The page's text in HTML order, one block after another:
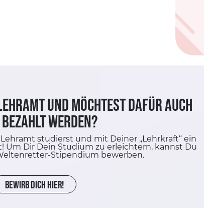
und möchtest dafür auch
werden?
studierst und mit Deiner „Lehrkraft“ ein
Dir Dein Studium zu erleichtern, kannst Du
Stipendium bewerben.
BEWIRB DICH HIER!